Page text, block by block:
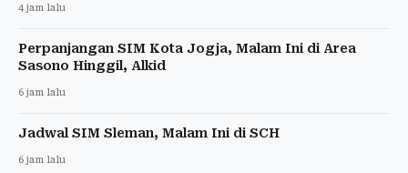
4 jam lalu
Perpanjangan SIM Kota Jogja, Malam Ini di Area
Sasono Hinggil, Alkid
6 jam lalu
Jadwal SIM Sleman, Malam Ini di SCH
6 jam lalu